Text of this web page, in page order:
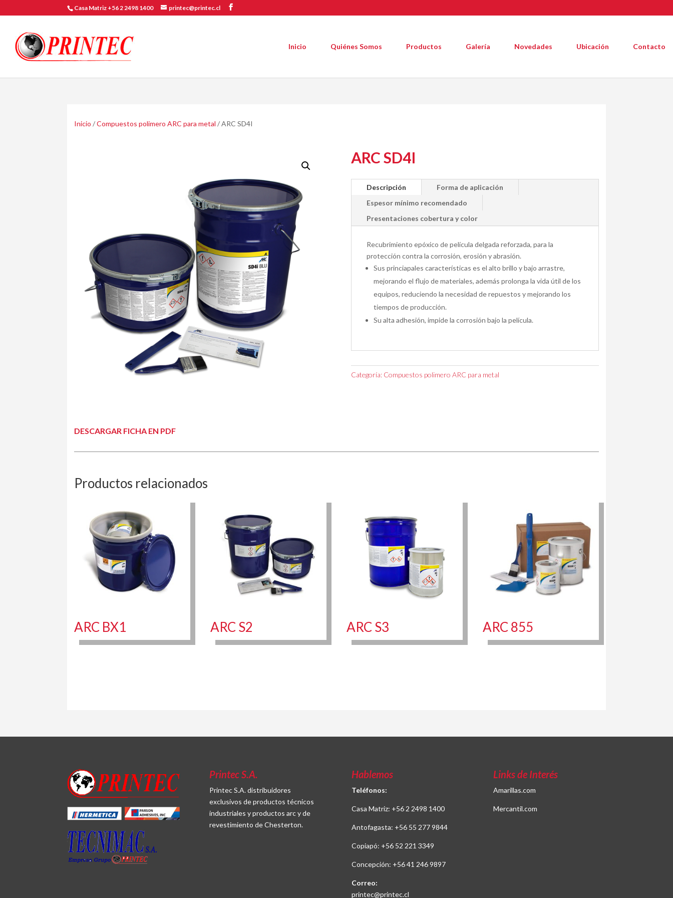
Casa Matriz +56 2 2498 1400 printec@printec.cl
Inicio Quiénes Somos Productos Galería Novedades Ubicación Contacto
Inicio /Compuestos polimero ARC para metal / ARC SD4I
ARC SD4I
Descripción
Forma de aplicación
Espesor mínimo recomendado
Presentaciones cobertura y color
Recubrimiento epóxico de película delgada reforzada, para la
protección contra la corrosión, erosión y abrasión.
Sus princiapales características es el alto brillo y bajo arrastre,
mejorando el flujo de materiales, además prolonga la vida útil de los
equipos, reduciendo la necesidad de repuestos y mejorando los
tiempos de producción.
Su alta adhesión, impide la corrosión bajo la película.
Categoría: Compuestos polimero ARC para metal
DESCARGAR FICHA EN PDF
Productos relacionados
ARC BX1 ARC S2 ARC S3 ARC 855
Printec S.A.
Printec S.A. distribuidores
exclusivos de productos técnicos
industriales y productos arc y de
revestimiento de Chesterton.
Hablemos
Teléfonos:
Casa Matriz: +56 2 2498 1400
Antofagasta: +56 55 277 9844
Copiapó: +56 52 221 3349
Concepción: +56 41 246 9897
Correo:
printec@printec.cl
Links de Interés
Amarillas.com
Mercantil.com